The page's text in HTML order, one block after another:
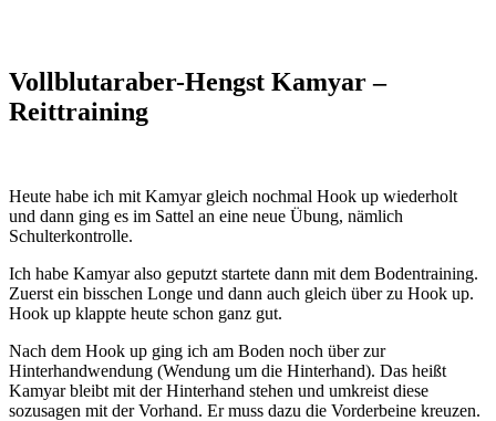
Vollblutaraber-Hengst Kamyar –
Reittraining
Heute habe ich mit Kamyar gleich nochmal Hook up wiederholt
und dann ging es im Sattel an eine neue Übung, nämlich
Schulterkontrolle.
Ich habe Kamyar also geputzt startete dann mit dem Bodentraining.
Zuerst ein bisschen Longe und dann auch gleich über zu Hook up.
Hook up klappte heute schon ganz gut.
Nach dem Hook up ging ich am Boden noch über zur
Hinterhandwendung (Wendung um die Hinterhand). Das heißt
Kamyar bleibt mit der Hinterhand stehen und umkreist diese
sozusagen mit der Vorhand. Er muss dazu die Vorderbeine kreuzen.